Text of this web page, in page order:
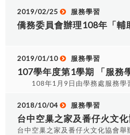
事項辦理，以掌握時效。
他人健康。 7. 本計畫奉核可後實施
宜，得依實際情形修正之。 十五、
里區長榮里活動中心(大里樂活館3
民德芳路口」站：公車可搭乘路線
副線、綠3。 「中興大里路口」站
線如下，39、107、107 延、
6742A 經南投高中、6871。 機車
設有免費機車停車格，數量有限。
號或74快速道路下交流道：下「大
BD107048 陳瑋鈞 10 第二名 數
BK107079 朱亮穎 11
林洪妤 15 BX107078 鄭毓芸 16
珮蓁 17 BX107062 林芸卉 18
BT107037 陳佳莉 19
BT107017 周昱婷 21
24 BA107017 黃泰逸 25
學組捐２張尚未開獎的發票，即
杯 或 奶茶一杯 ，為各位同學的
氣 ！ ※每日數量有限，要來
2019/02/25 服務學習
2019/01/10 服務學習
108年1月9日由學務處服務學
幕，非常感謝各「大一服務學習課
程融入服務學習」班級參與競賽，
賽得獎名單，已表鼓勵。 大一服務
2018/10/04 服務學習
台中空巢之家及番仔火文化協會舉